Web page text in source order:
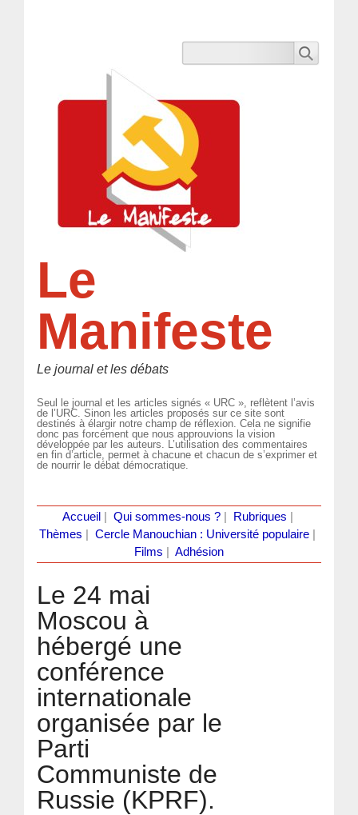
Le
Manifeste
Le journal et les débats
Seul le journal et les articles signés « URC », reflètent l’avis
de l’URC. Sinon les articles proposés sur ce site sont
destinés à élargir notre champ de réflexion. Cela ne signifie
donc pas forcément que nous approuvions la vision
développée par les auteurs. L’utilisation des commentaires
en fin d’article, permet à chacune et chacun de s’exprimer et
de nourrir le débat démocratique.
Accueil Qui sommes-nous ?| Rubriques
Thèmes
Cercle Manouchian : Université populaire
Films
Adhésion
Le 24 mai
Moscou à
hébergé une
conférence
internationale
organisée par le
Parti
Communiste de
Russie (KPRF).